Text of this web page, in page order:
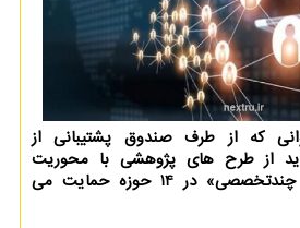
که از طرف صندوق پشتیبانی از
از طرح های پژوهشی با محوریت
«خوشه های پژوهشی چندتخصصی» در 14 حوزه حمایت می